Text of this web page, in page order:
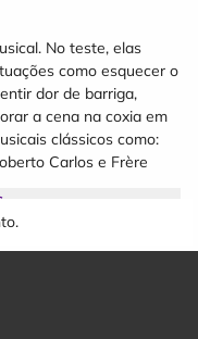
No teste, elas
como esquecer o
dor de barriga,
a cena na coxia em
clássicos como:
Carlos e Frère